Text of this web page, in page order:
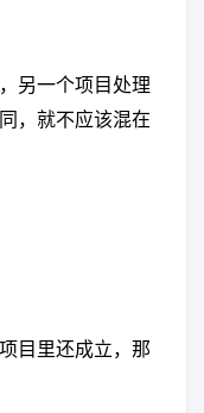
另一个项目处理
，就不应该混在
目里还成立，那